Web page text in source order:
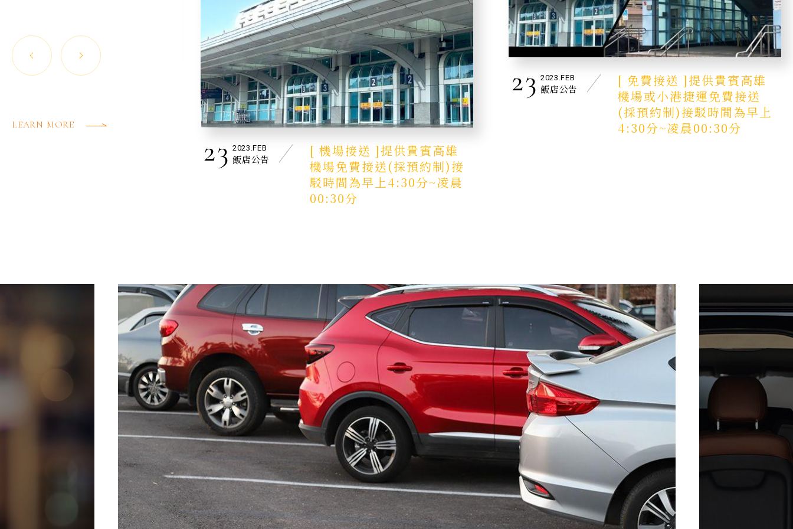
LEARN MORE
高雄演唱會季不只熱鬧還超
23 2023.FEB
飯店公告
[ 機場接送 ]提供貴賓高雄
機場免費接送(採預約制)接
駁時間為早上4:30分~凌晨
00:30分
23 2023.FEB
飯店公告
[ 免費接送 ]提供貴賓高雄
機場或小港捷運免費接送
(採預約制)接駁時間為早上
4:30分~凌晨00:30分